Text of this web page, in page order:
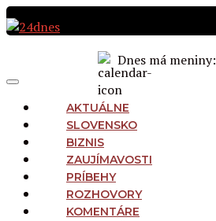
Preskočiť
na
Dnes má meniny:
Menu
AKTUÁLNE
SLOVENSKO
BIZNIS
ZAUJÍMAVOSTI
PRÍBEHY
ROZHOVORY
KOMENTÁRE